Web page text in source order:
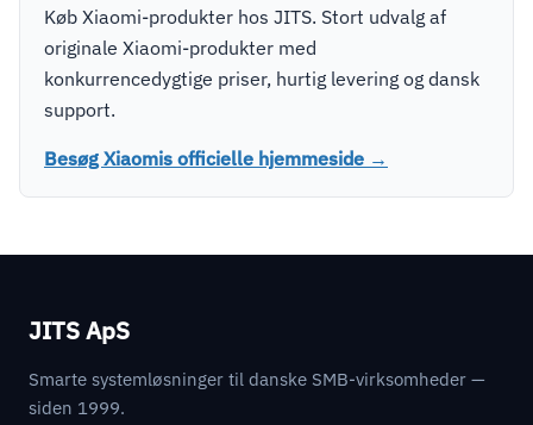
Køb Xiaomi-produkter hos JITS. Stort udvalg af
originale Xiaomi-produkter med
konkurrencedygtige priser, hurtig levering og dansk
support.
Besøg Xiaomis officielle hjemmeside →
JITS ApS
Smarte systemløsninger til danske SMB-virksomheder —
siden 1999.